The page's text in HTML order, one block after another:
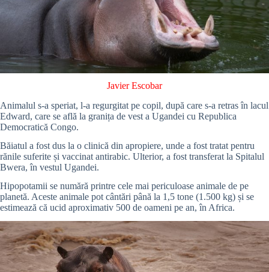
Javier Escobar
Animalul s-a speriat, l-a regurgitat pe copil, după care s-a retras în lacul
Edward, care se află la granița de vest a Ugandei cu Republica
Democratică Congo.
Băiatul a fost dus la o clinică din apropiere, unde a fost tratat pentru
rănile suferite și vaccinat antirabic. Ulterior, a fost transferat la Spitalul
Bwera, în vestul Ugandei.
Hipopotamii se numără printre cele mai periculoase animale de pe
planetă. Aceste animale pot cântări până la 1,5 tone (1.500 kg) și se
estimează că ucid aproximativ 500 de oameni pe an, în Africa.